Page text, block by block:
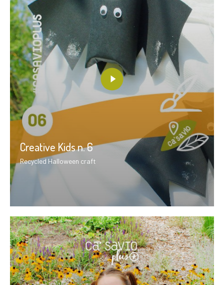
Creative Kids n. 6
Recycled Halloween craft